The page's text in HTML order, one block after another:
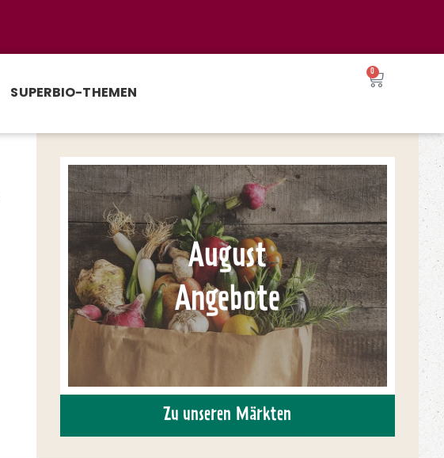
SUPERBIO-THEMEN
0
August
Angebote
Zu unseren Märkten